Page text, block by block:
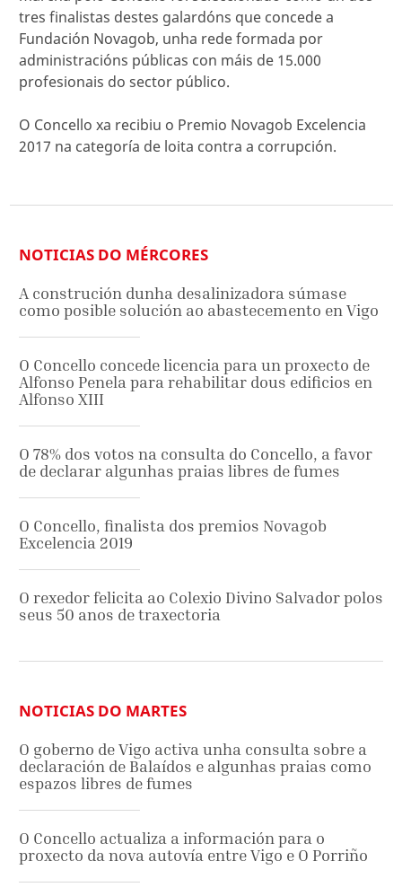
tres finalistas destes galardóns que concede a
Fundación Novagob, unha rede formada por
administracións públicas con máis de 15.000
profesionais do sector público.
O Concello xa recibiu o Premio Novagob Excelencia
2017 na categoría de loita contra a corrupción.
NOTICIAS DO MÉRCORES
A construción dunha desalinizadora súmase
como posible solución ao abastecemento en Vigo
O Concello concede licencia para un proxecto de
Alfonso Penela para rehabilitar dous edificios en
Alfonso XIII
O 78% dos votos na consulta do Concello, a favor
de declarar algunhas praias libres de fumes
O Concello, finalista dos premios Novagob
Excelencia 2019
O rexedor felicita ao Colexio Divino Salvador polos
seus 50 anos de traxectoria
NOTICIAS DO MARTES
O goberno de Vigo activa unha consulta sobre a
declaración de Balaídos e algunhas praias como
espazos libres de fumes
O Concello actualiza a información para o
proxecto da nova autovía entre Vigo e O Porriño